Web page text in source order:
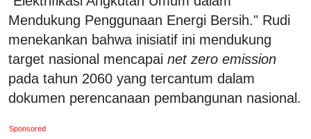
Mendukung Penggunaan Energi Bersih." Rudi
menekankan bahwa inisiatif ini mendukung
target nasional mencapai net zero emission
pada tahun 2060 yang tercantum dalam
dokumen perencanaan pembangunan nasional.
Sponsored